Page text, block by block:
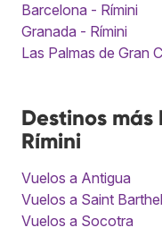
Barcelona - Rímini
Granada - Rímini
Las Palmas de Gran
Destinos
Rímini
Vuelos a Antigua
Vuelos a Saint
Vuelos a Socotra